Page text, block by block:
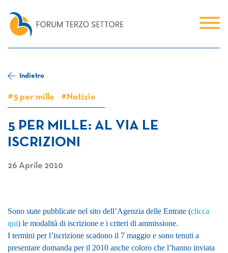
Indietro
#5 per mille #Notizie
5 PER MILLE: AL VIA LE
ISCRIZIONI
26 Aprile 2010
Sono state pubblicate nel sito dell’Agenzia delle Entrate (clicca
qui) le modalità di iscrizione e i criteri di ammissione.
I termini per l’iscrizione scadono il 7 maggio e sono tenuti a
presentare domanda per il 2010 anche coloro che l’hanno inviata